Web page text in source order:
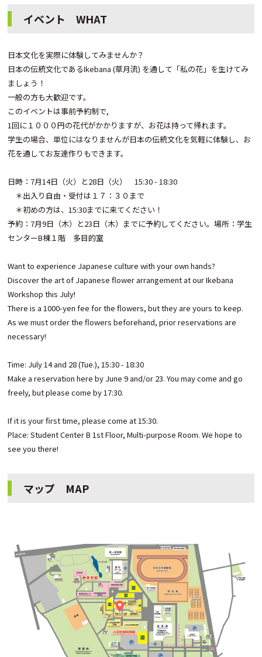
イベント WHAT
日本文化を実際に体験してみませんか？
日本の伝統文化であるIkebana (草月流) を通して「私の花」を生けてみ
ましょう！
一般の方も大歓迎です。
このイベントは事前予約制で,
1回に１０００円の花代がかかりますが、お花は持って帰れます。
学生の場合、単位にはなりませんが日本の伝統文化を気軽に体験し、お
花を通してお友達作りもできます。
日時：7月14日（火）と28日（火） 15:30 - 18:30
＊出入り自由・受付は１７：３０まで
＊初めの方は、15:30までに来てください！
予約：7月9日（木）と23日（木）までに予約してください。場所：学生
センターB棟１階 多目的室
Want to experience Japanese culture with your own hands?
Discover the art of Japanese flower arrangement at our Ikebana
Workshop this July!
There is a 1000-yen fee for the flowers, but they are yours to keep.
As we must order the flowers beforehand, prior reservations are
necessary!
Time: July 14 and 28 (Tue.), 15:30 - 18:30
Make a reservation here by June 9 and/or 23. You may come and go
freely, but please come by 17:30.
If it is your first time, please come at 15:30.
Place: Student Center B 1st Floor, Multi-purpose Room. We hope to
see you there!
マップ MAP